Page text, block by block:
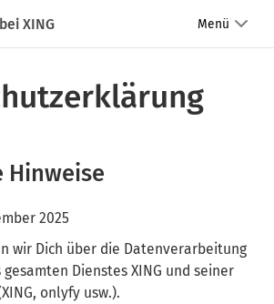
XING Menü
2025
wir Dich über die Datenverarbeitung
Dienstes XING und seiner
onlyfy usw.).